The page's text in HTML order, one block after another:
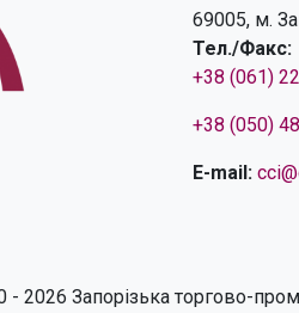
69005, м.
Тел./Факс:
+38 (061)
+38 (050)
E-mail:
2026 Запорізька торгово-